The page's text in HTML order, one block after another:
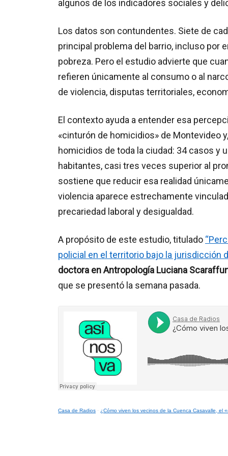
algunos de los indicadores sociales y
Los datos son contundentes. Siete de
principal problema del barrio, incluso por
pobreza. Pero el estudio advierte que
refieren únicamente al consumo o al
de violencia, disputas territoriales,
El contexto ayuda a entender esa
«cinturón de homicidios» de Montevideo
homicidios de toda la ciudad: 34 casos y
habitantes, casi tres veces superior al
sostiene que reducir esa realidad
violencia aparece estrechamente
precariedad laboral y desigualdad.
A propósito de este estudio, titulado
policial en el territorio bajo la jurisdicción
doctora en Antropología Luciana
que se presentó la semana pasada.
Casa de Radios · ¿Cómo viven los vecinos de la Cuenca Casavalle, el